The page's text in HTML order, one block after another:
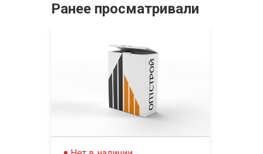
Ранее просматривали